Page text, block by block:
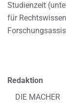
Studienzeit
für
Redaktion
DIE MACHER